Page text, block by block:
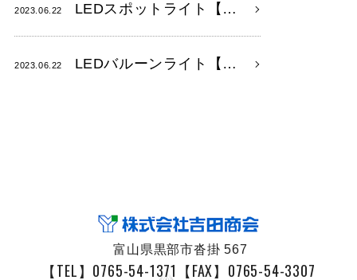
2023.06.22 LEDスポットライト【…
2023.06.22 LEDバルーンライト【…
富山県黒部市沓掛 567
【TEL】0765-54-1371 【FAX】0765-54-3307